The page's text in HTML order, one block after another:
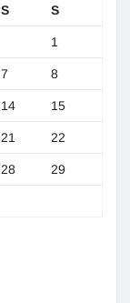
S S
1
7 8
14 15
21 22
28 29